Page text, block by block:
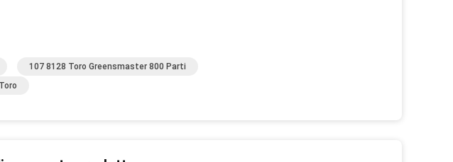
107 8128 Toro Greensmaster 800 Parti